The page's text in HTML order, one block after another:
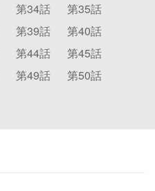
第34話
第35話
第39話
第40話
第44話
第45話
第49話
第50話